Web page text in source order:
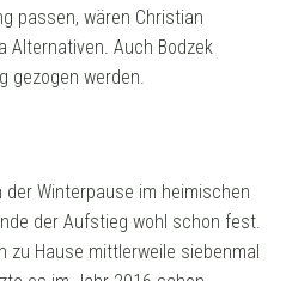
passen, wären Christian
Alternativen. Auch Bodzek
gezogen werden.
Winterpause im heimischen
der Aufstieg wohl schon fest.
zu Hause mittlerweile siebenmal